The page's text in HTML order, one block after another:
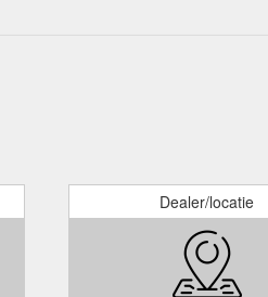
Dealer/locatie